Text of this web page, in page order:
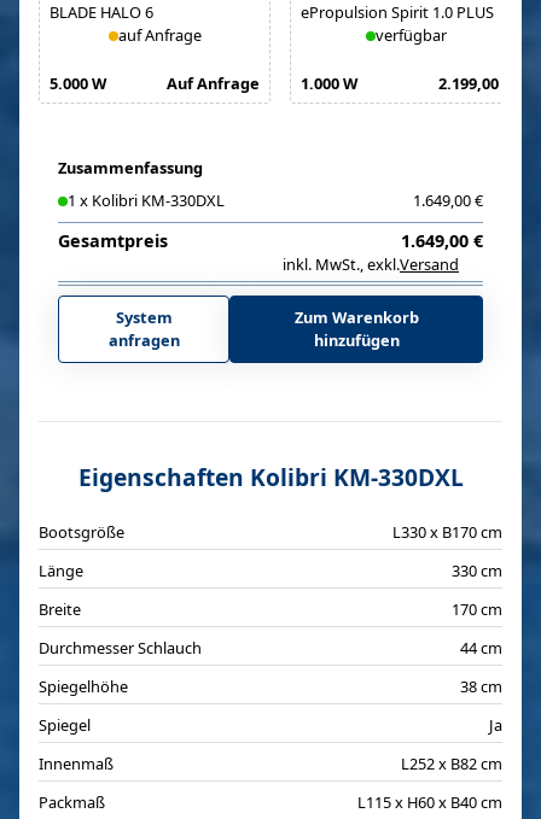
BLADE HALO 6
auf Anfrage
5.000 W Auf Anfrage
ePropulsion Spirit 1.0 PLUS
verfügbar
1.000 W 2.199,00 €
Zusammenfassung
1 x Kolibri KM-330DXL 1.649,00 €
Gesamtpreis
inkl. MwSt.,exkl.Versand
1.649,00 €
System
anfragen
Zum Warenkorb
hinzufügen
Eigenschaften Kolibri KM-330DXL
Bootsgröße
L330 x B170 cm
Länge
330 cm
Breite
170 cm
Durchmesser Schlauch
44 cm
Spiegelhöhe
38 cm
Spiegel
Ja
Innenmaß
L252 x B82 cm
Packmaß
L115 x H60 x B40 cm